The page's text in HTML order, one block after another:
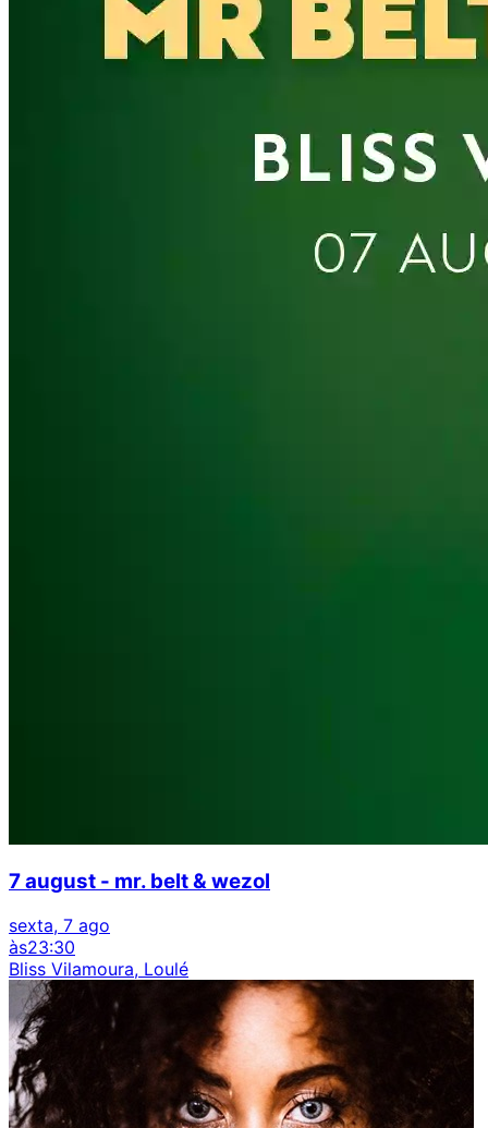
7 august - mr. belt & wezol
sexta, 7 ago
às23:30
Bliss Vilamoura, Loulé